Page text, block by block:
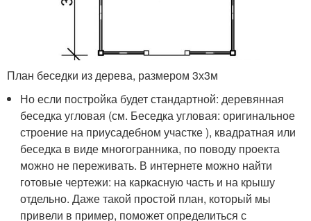
План беседки из дерева, размером 3х3м
Но если постройка будет стандартной: деревянная
беседка угловая (см. Беседка угловая: оригинальное
строение на приусадебном участке ), квадратная или
беседка в виде многогранника, по поводу проекта
можно не переживать. В интернете можно найти
готовые чертежи: на каркасную часть и на крышу
отдельно. Даже такой простой план, который мы
привели в пример, поможет определиться с